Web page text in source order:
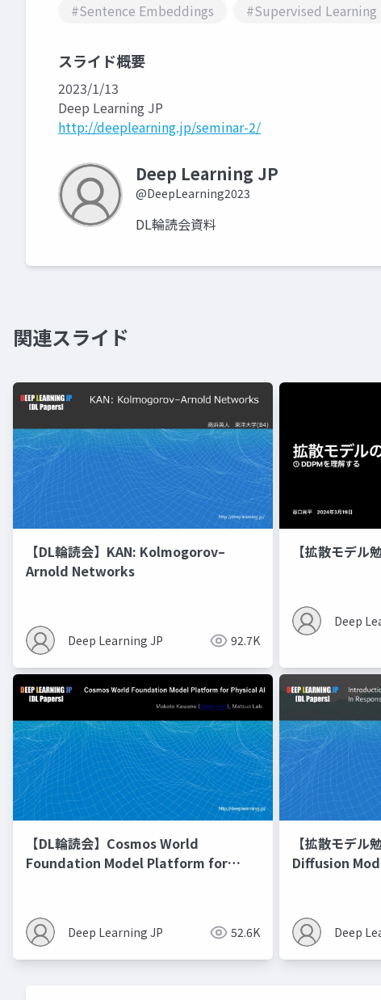
#Sentence Embeddings
#Supervised Learning
スライド概要
2023/1/13
Deep Learning JP
http://deeplearning.jp/seminar-2/
Deep Learning JP
@DeepLearning2023
DL輪読会資料
関連スライド
【DL輪読会】KAN: Kolmogorov–
Arnold Networks
Deep Learning JP 92.7K
【拡散モデル
Deep
【DL輪読会】Cosmos World
Foundation Model Platform for
Deep Learning JP 52.6K
【拡散モデ
Diffusion
Deep